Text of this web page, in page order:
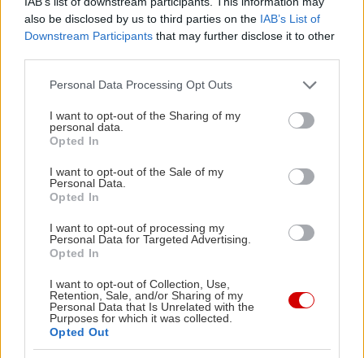
also be disclosed by us to third parties on the IAB’s List of
Downstream Participants that may further disclose it to other
Please note that this website/app uses one or more Google
not limited to your visit or usage behaviour. You may click to
grant or deny consent to Google and its third-party tags to
use your data for below specified purposes in below Google
consent section.
Personal Data Processing Opt Outs
I want to opt-out of the Sharing of my
personal data.
Opted In
I want to opt-out of the Sale of my
Personal Data.
Opted In
I want to opt-out of processing my
Personal Data for Targeted Advertising.
Opted In
I want to opt-out of Collection, Use,
Retention, Sale, and/or Sharing of my
Personal Data that Is Unrelated with the
Purposes for which it was collected.
Opted Out
Παρόλο που οι προλήψεις είναι ένα φυσιολογικό
διαφορετικές μεθόδους
για να
αντιμετωπίζουμε τις ανασφάλειες της ζωής
Οφείλουμε, λοιπόν, να παρατηρούμε από μία πιο
επιστημονική σκοπιά τα γεγονότα, να είμαστε πιο
σταθεροί στη λήψη των αποφάσεών μας και να
τις πηγές των πεποιθήσεών μας. Άλλωστε όπως
είπε κάποτε ο Ιρλανδός φιλόσοφος Edmund
Burke (1729-1797), ”Οι προλήψεις είναι η
θρησκεία των αδύναμων μυαλών”.
Υπάρχει βέβαια πάντα και η αυθυποβολή